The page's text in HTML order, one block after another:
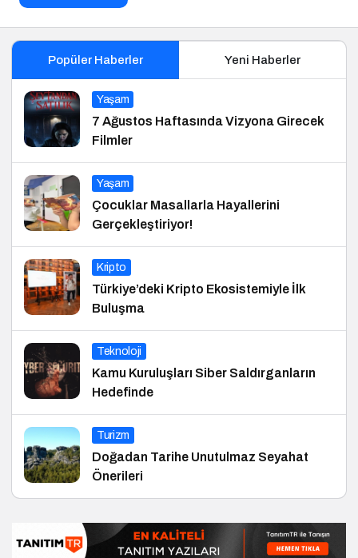
Popüler Haberler Yeni Haberler
Yaşam
7 Ağustos Haftasında Vizyona Girecek
Filmler
Yaşam
Çocuklar Masallarla Hayallerini
Gerçekleştiriyor!
Kripto
Türkiye’deki Kripto Ekosistemiyle İlk
Buluşma
Teknoloji
Kamu Kuruluşları Siber Saldırganların
Hedefinde
Turizm
Doğadan Tarihe Unutulmaz Seyahat
Önerileri